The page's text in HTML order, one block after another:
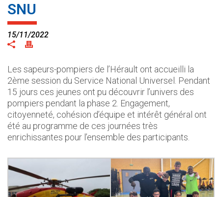
SNU
15/11/2022
Les sapeurs-pompiers de l’Hérault ont accueilli la
2ème session du Service National Universel. Pendant
15 jours ces jeunes ont pu découvrir l’univers des
pompiers pendant la phase 2. Engagement,
citoyenneté, cohésion d’équipe et intérêt général ont
été au programme de ces journées très
enrichissantes pour l’ensemble des participants.